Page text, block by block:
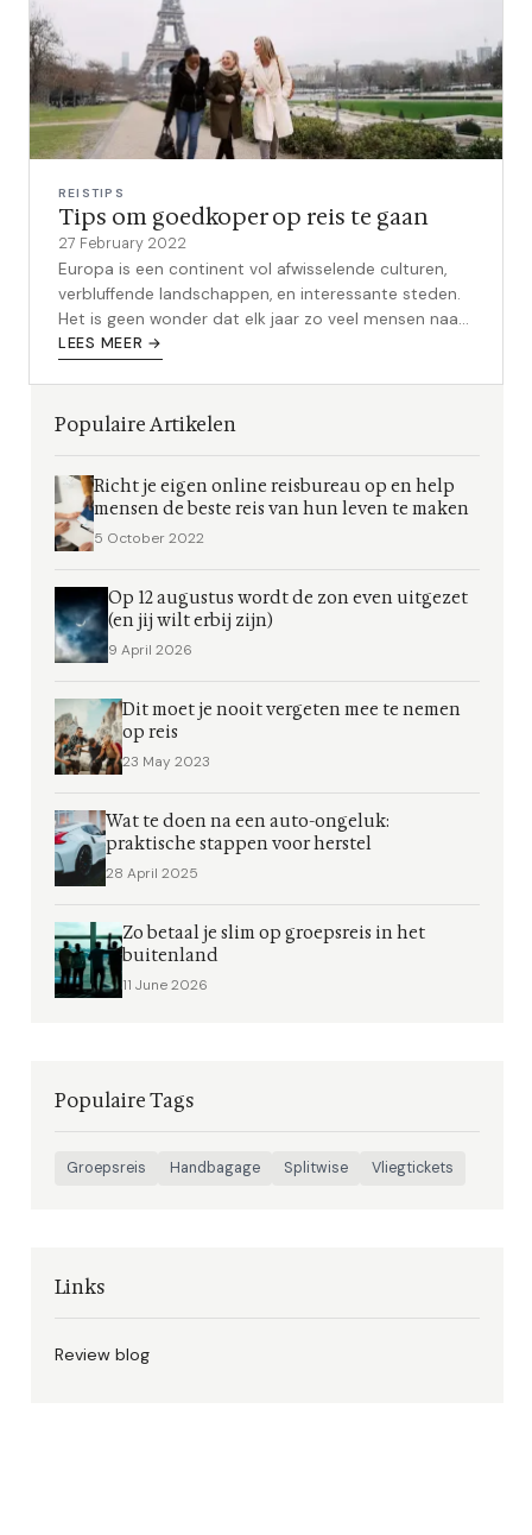
REISTIPS
Tips om goedkoper op reis te gaan
27 February 2022
Europa is een continent vol afwisselende culturen,
verbluffende landschappen, en interessante steden.
Het is geen wonder dat elk jaar zo veel mensen naar
Europa trekken voor vakant...
LEES MEER →
Populaire Artikelen
Richt je eigen online reisbureau op en help
mensen de beste reis van hun leven te maken
5 October 2022
Op 12 augustus wordt de zon even uitgezet
(en jij wilt erbij zijn)
9 April 2026
Dit moet je nooit vergeten mee te nemen
op reis
23 May 2023
Wat te doen na een auto-ongeluk:
praktische stappen voor herstel
28 April 2025
Zo betaal je slim op groepsreis in het
buitenland
11 June 2026
Populaire Tags
Groepsreis Handbagage Splitwise Vliegtickets
Links
Review blog